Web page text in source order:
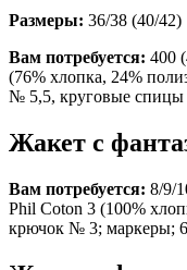
Размеры: 36/38 (40/42)
Вам потребуется: 400
(76% хлопка, 24%
№ 5,5, круговые
Жакет с
Вам потребуется: 8/9/
Phil Coton 3 (100%
крючок № 3; маркеры;